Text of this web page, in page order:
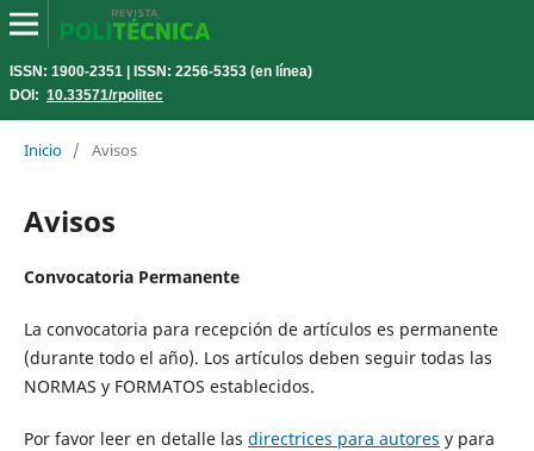
ISSN: 1900-2351 | ISSN: 2256-5353 (en línea)
DOI: 10.33571/rpolitec
Inicio / Avisos
Avisos
Convocatoria Permanente
La convocatoria para recepción de artículos es permanente
(durante todo el año). Los artículos deben seguir todas las
NORMAS y FORMATOS establecidos.
Por favor leer en detalle las directrices para autores y para